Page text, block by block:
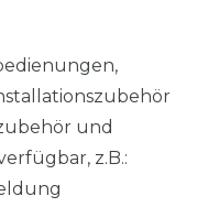
und
z.B.: